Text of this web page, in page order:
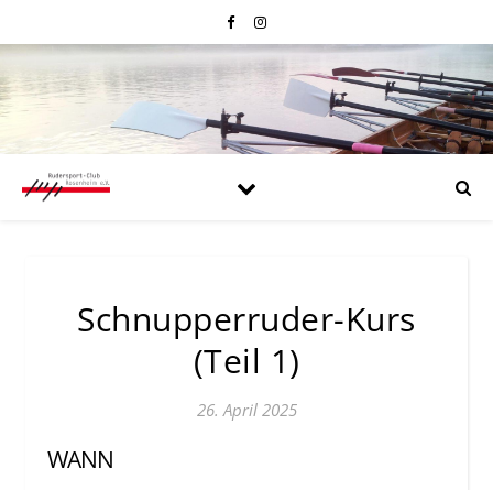
Schnupperruder-Kurs
(Teil 1)
26. April 2025
WANN